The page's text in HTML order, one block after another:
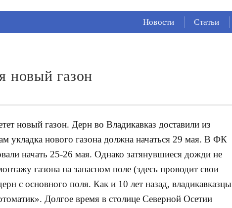
1.66 м/с
Новости Статьи
новый газон
новый газон. Дерн во Владикавказ доставили из
укладка нового газона должна начаться 29 мая. В ФК
начать 25-26 мая. Однако затянувшиеся дожди не
газона на запасном поле (здесь проводит свои
с основного поля. Как и 10 лет назад, владикавказцы
Долгое время в столице Северной Осетии